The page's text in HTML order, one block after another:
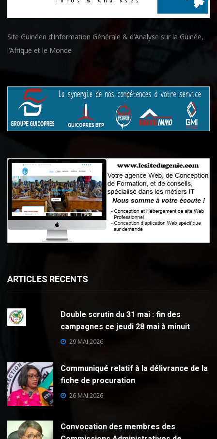
Site Guinéen d’Information Générale & d’Analyse sur la Guinée,
l’Afrique et le Monde
ARTICLES RECENTS
Double scrutin du 31 mai : fin des
campagnes ce jeudi 28 mai à minuit
29 MAI 2026
Communiqué relatif à la délivrance de la
fiche de procuration
26 MAI 2026
Convocation des membres des